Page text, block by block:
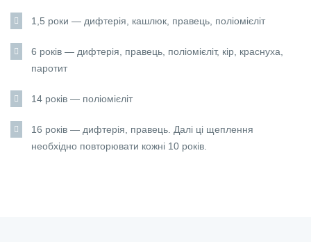
1,5 роки — дифтерія, кашлюк, правець, поліомієліт
6 років — дифтерія, правець, поліомієліт, кір, краснуха,
паротит
14 років — поліомієліт
16 років — дифтерія, правець. Далі ці щеплення
необхідно повторювати кожні 10 років.